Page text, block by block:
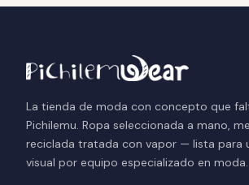
La tienda de moda con concepto que
Pichilemu. Ropa seleccionada a mano,
reciclada tratada con vapor — lista para
visual por equipo especializado en moda.